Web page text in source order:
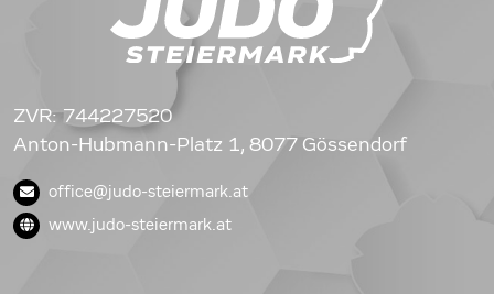
ZVR: 744227520
Anton-Hubmann-Platz 1, 8077 Gössendorf
office@judo-steiermark.at
www.judo-steiermark.at